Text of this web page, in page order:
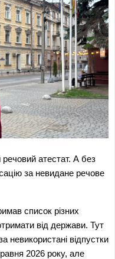
речовий атестат. А без
за невидане речове
список різних
від держави. Тут
невикористані відпустки
2026 року, але